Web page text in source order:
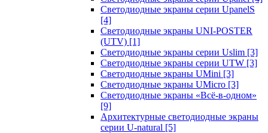
Светодиодные экраны серии UpanelS
[4]
Светодиодные экраны UNI-POSTER
(UTV) [1]
Светодиодные экраны серии Uslim [3]
Светодиодные экраны серии UTW [3]
Светодиодные экраны UMini [3]
Светодиодные экраны UMicro [3]
Светодиодные экраны «Всё-в-одном»
[9]
Архитектурные светодиодные экраны
серии U-natural [5]